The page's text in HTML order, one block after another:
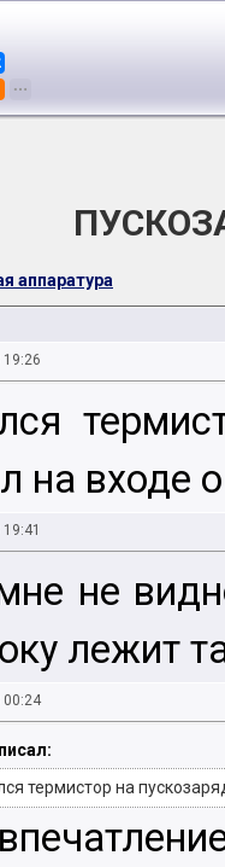
аппаратура
на входе
не
лежит
термистор на